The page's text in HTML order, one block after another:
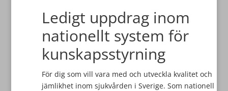
Ledigt uppdrag inom
nationellt system för
kunskapsstyrning
För dig som vill vara med och utveckla kvalitet och
jämlikhet inom sjukvården i Sverige. Som nationell